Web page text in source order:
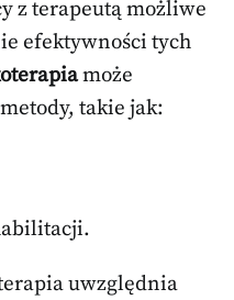
z terapeutą możliwe
efektywności tych
może
takie jak:
uwzględnia